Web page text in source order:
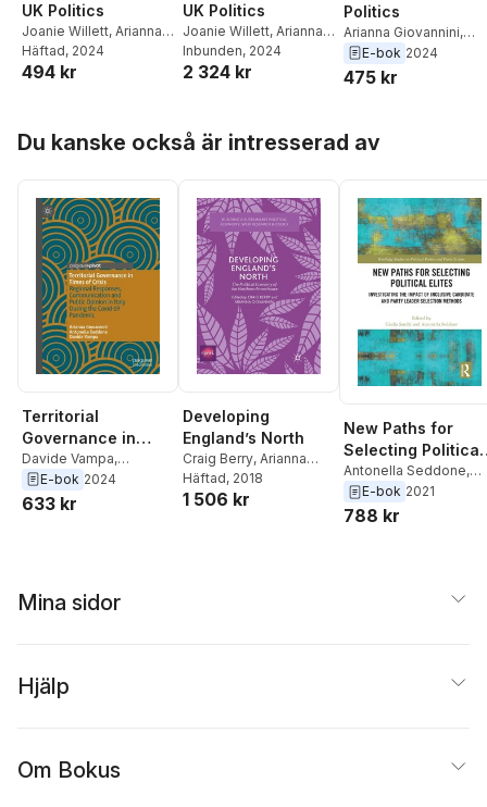
UK Politics
Joanie Willett, Arianna
Giovannini
Häftad, 2024
494 kr
UK Politics
Joanie Willett, Arianna
Giovannini
Inbunden, 2024
2 324 kr
Politics
Arianna Giovannini,
Joanie Willett
E-bok 2024
475 kr
Du kanske också är intresserad av
Territorial
Governance in
Times of Crisis
Davide Vampa,
Antonella Seddone
Arianna Giovannini
E-bok 2024
633 kr
Developing
England’s North
Craig Berry, Arianna
Giovannini
Häftad, 2018
1 506 kr
New Paths for
Selecting Political
Elites
Antonella Seddone,
Giulia Sandri
E-bok 2021
788 kr
Mina sidor
Hjälp
Om Bokus